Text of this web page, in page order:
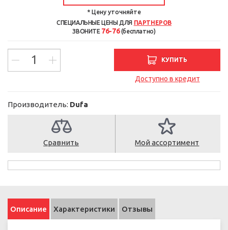
* Цену уточняйте
СПЕЦИАЛЬНЫЕ ЦЕНЫ ДЛЯ ПАРТНЕРОВ
ЗВОНИТЕ 76-76(бесплатно)
КУПИТЬ
Доступно в кредит
Производитель: Dufa
Сравнить Мой ассортимент
Описание Характеристики Отзывы